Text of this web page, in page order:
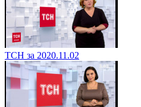
ТСН за 2020.11.02